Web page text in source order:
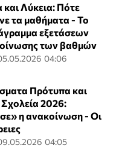
και Λύκεια: Πότε
τα μαθήματα - Το
εξετάσεων
των βαθμών
04:06
Πρότυπα και
2026:
η ανακοίνωση - Οι
04:05